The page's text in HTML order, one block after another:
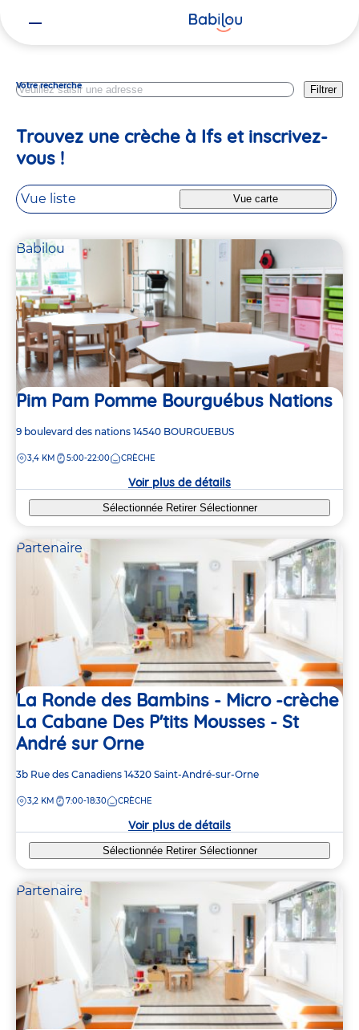
Votre recherche Filtrer
Trouvez une crèche à Ifs et inscrivez-
vous !
Vue liste Vue carte
Babilou
Pim Pam Pomme Bourguébus Nations
Adresse
la
9 boulevard des nations 14540 BOURGUEBUS
DISTANCE
3,4 KM 5:00-22:00 CRÈCHE
Voir plus de détails
Sélectionnée Retirer Sélectionner
Partenaire
La Ronde des Bambins - Micro -crèche
La Cabane Des P'tits Mousses - St
André sur Orne
Adresse
la
3b Rue des Canadiens 14320 Saint-André-sur-Orne
DISTANCE
3,2 KM 7:00-18:30 CRÈCHE
Voir plus de détails
Sélectionnée Retirer Sélectionner
Partenaire